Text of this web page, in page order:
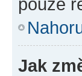
Jak